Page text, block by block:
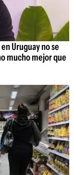
Uruguay no se
mucho mejor que